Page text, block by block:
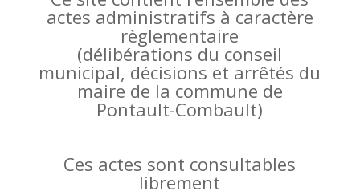
actes administratifs à caractère
règlementaire
(délibérations du conseil
municipal, décisions et arrêtés du
maire de la commune de
Pontault-Combault)
Ces actes sont consultables
librement